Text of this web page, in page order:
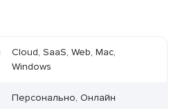
Cloud, SaaS, Web, Mac,
Windows
Персонально, Онлайн